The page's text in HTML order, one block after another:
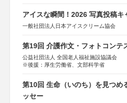
アイスな瞬間！2026 写真投稿キ
一般社団法人日本アイスクリーム協会
第19回 介護作文・フォトコンテ
公益社団法人 全国老人福祉施設協議会
※後援：厚生労働省、文部科学省
第10回 生命（いのち）を見つめ
ッセー